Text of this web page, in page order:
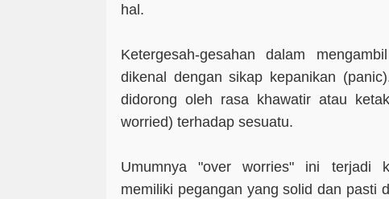
hal.
Ketergesah-gesahan dalam
dikenal dengan sikap kepanikan
didorong oleh rasa khawatir atau
worried) terhadap sesuatu.
Umumnya "over worries" ini terjadi
memiliki pegangan yang solid dan pasti